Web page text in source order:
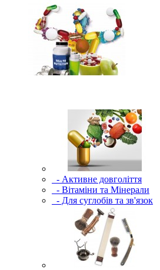
- Активне довголіття
- Вітаміни та Мінерали
- Для суглобів та зв'язок